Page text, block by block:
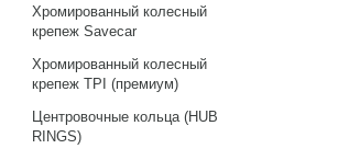
Хромированный колесный
крепеж Savecar
Хромированный колесный
крепеж TPI (премиум)
Центровочные кольца (HUB
RINGS)